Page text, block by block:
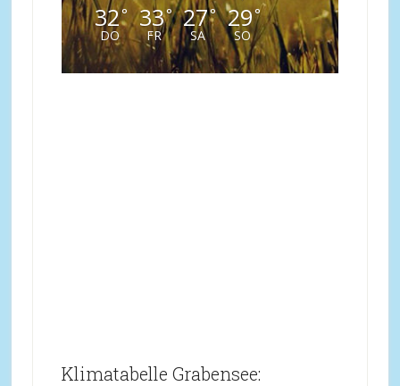
32°
DO
33°
FR
27°
SA
29°
SO
Klimatabelle Grabensee: